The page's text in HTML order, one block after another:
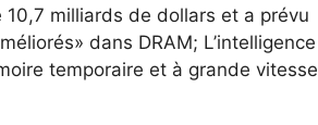
milliards de dollars et a prévu
dans DRAM; L’intelligence
temporaire et à grande vitesse